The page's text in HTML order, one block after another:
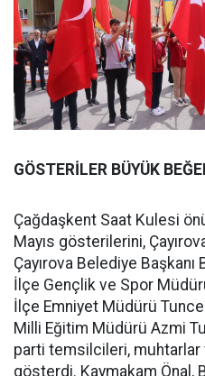
GÖSTERİLER BÜYÜK
Çağdaşkent Saat Kulesi
Mayıs gösterilerini,
Çayırova Belediye Başkanı
İlçe Gençlik ve Spor
İlçe Emniyet Müdürü
Milli Eğitim Müdürü Azmi
parti temsilcileri, muhtarlar
gösterdi. Kaymakam Önal,